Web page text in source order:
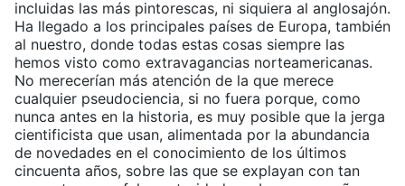
incluidas las más pintorescas, ni siquiera al anglosajón.
Ha llegado a los principales países de Europa, también
al nuestro, donde todas estas cosas siempre las
hemos visto como extravagancias norteamericanas.
No merecerían más atención de la que merece
cualquier pseudociencia, si no fuera porque, como
nunca antes en la historia, es muy posible que la jerga
cientificista que usan, alimentada por la abundancia
de novedades en el conocimiento de los últimos
cincuenta años, sobre las que se explayan con tan